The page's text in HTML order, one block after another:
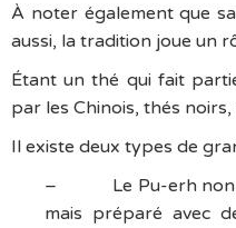
À noter également que
aussi, la tradition joue un
Étant un thé qui fait
par les Chinois, thés
Il existe deux types de
– Le Pu-erh non
mais préparé avec